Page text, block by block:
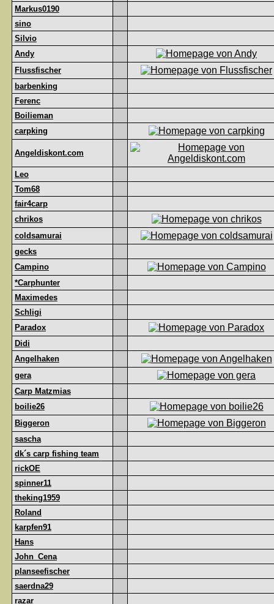
Markus0190
sino
Silvio
Andy
Flussfischer
barbenking
Ferenc
Boilieman
carpking
Angeldiskont.com
Leo
Tom68
fair4carp
chrikos
coldsamurai
gecks
Campino
*Carphunter
Maximedes
Schligi
Paradox
Didi
Angelhaken
gera
Carp Matzmias
boilie26
Biggeron
sascha
dk´s carp fishing team
rickOE
spinner11
theking1959
Roland
karpfen91
Hans
John_Cena
planseefischer
saerdna29
razar